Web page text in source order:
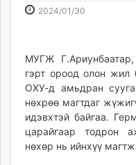
caak.mn
Baabar.mn
tovch.mn
ikon.mn
mnb.mn
Livetv.mn
Eguur.mn
2024/01/30
15:38:55
10:49:16
МУГЖ
гэрт ороод олон жил
ОХУ-д амьдран
нөхрөө магтдаг
идэвхтэй байгаа.
царайгаар тодрон
нөхөр нь ийнхүү